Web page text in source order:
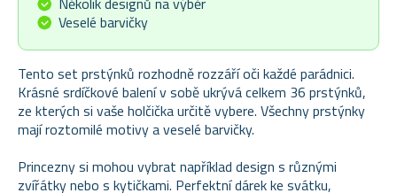
Veselé barvičky
Tento set prstýnků rozhodně rozzáří oči každé parádnici.
Krásné srdíčkové balení v sobě ukrývá celkem 36 prstýnků,
ze kterých si vaše holčička určitě vybere. Všechny prstýnky
mají roztomilé motivy a veselé barvičky.
Princezny si mohou vybrat například design s různými
zvířátky nebo s kytičkami. Perfektní dárek ke svátku,